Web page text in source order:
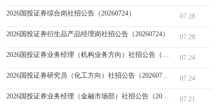
2026国投证券综合岗社招公告（20260724） 07.28
2026国投证券衍生品产品经理岗社招公告（20260724） 07.28
2026国投证券业务经理（机构业务方向）社招公告（20260723）
07.24
2026国投证券研究员（化工方向）社招公告（20260722） 07.24
2026国投证券业务经理（金融市场部）社招公告（20260716）
07.21